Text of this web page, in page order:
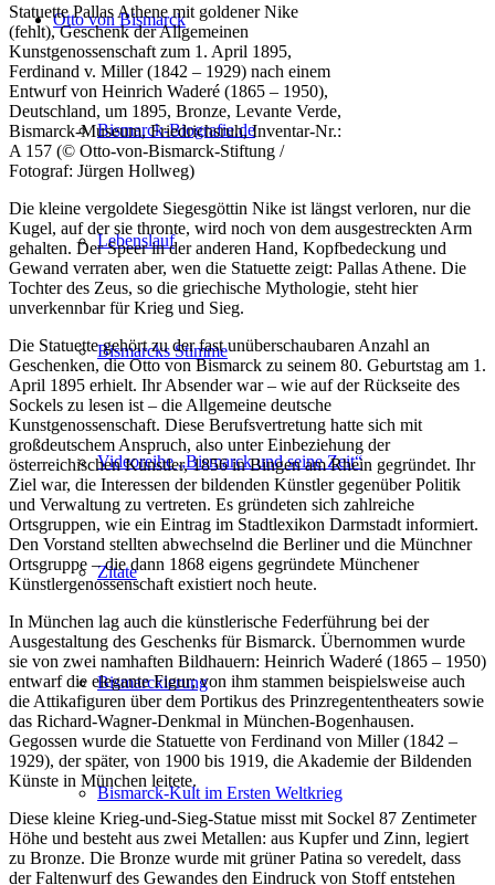
Otto von Bismarck
Bismarck-Biografie.de
Lebenslauf
Bismarcks Stimme
Videoreihe „Bismarck und seine Zeit“
Zitate
Bismarckierung
Bismarck-Kult im Ersten Weltkrieg
Statuette Pallas Athene mit goldener Nike
(fehlt), Geschenk der Allgemeinen
Kunstgenossenschaft zum 1. April 1895,
Ferdinand v. Miller (1842 – 1929) nach einem
Entwurf von Heinrich Waderé (1865 – 1950),
Deutschland, um 1895, Bronze, Levante Verde,
Bismarck-Museum, Friedrichsruh, Inventar-Nr.:
A 157 (© Otto-von-Bismarck-Stiftung /
Fotograf: Jürgen Hollweg)
Die kleine vergoldete Siegesgöttin Nike ist längst verloren, nur die
Kugel, auf der sie thronte, wird noch von dem ausgestreckten Arm
gehalten. Der Speer in der anderen Hand, Kopfbedeckung und
Gewand verraten aber, wen die Statuette zeigt: Pallas Athene. Die
Tochter des Zeus, so die griechische Mythologie, steht hier
unverkennbar für Krieg und Sieg.
Die Statuette gehört zu der fast unüberschaubaren Anzahl an
Geschenken, die Otto von Bismarck zu seinem 80. Geburtstag am 1.
April 1895 erhielt. Ihr Absender war – wie auf der Rückseite des
Sockels zu lesen ist – die Allgemeine deutsche
Kunstgenossenschaft. Diese Berufsvertretung hatte sich mit
großdeutschem Anspruch, also unter Einbeziehung der
österreichischen Künstler, 1856 in Bingen am Rhein gegründet. Ihr
Ziel war, die Interessen der bildenden Künstler gegenüber Politik
und Verwaltung zu vertreten. Es gründeten sich zahlreiche
Ortsgruppen, wie ein Eintrag im Stadtlexikon Darmstadt informiert.
Den Vorstand stellten abwechselnd die Berliner und die Münchner
Ortsgruppe – die dann 1868 eigens gegründete Münchener
Künstlergenossenschaft existiert noch heute.
In München lag auch die künstlerische Federführung bei der
Ausgestaltung des Geschenks für Bismarck. Übernommen wurde
sie von zwei namhaften Bildhauern: Heinrich Waderé (1865 – 1950)
entwarf die elegante Figur; von ihm stammen beispielsweise auch
die Attikafiguren über dem Portikus des Prinzregententheaters sowie
das Richard-Wagner-Denkmal in München-Bogenhausen.
Gegossen wurde die Statuette von Ferdinand von Miller (1842 –
1929), der später, von 1900 bis 1919, die Akademie der Bildenden
Künste in München leitete.
Diese kleine Krieg-und-Sieg-Statue misst mit Sockel 87 Zentimeter
Höhe und besteht aus zwei Metallen: aus Kupfer und Zinn, legiert
zu Bronze. Die Bronze wurde mit grüner Patina so veredelt, dass
der Faltenwurf des Gewandes den Eindruck von Stoff entstehen